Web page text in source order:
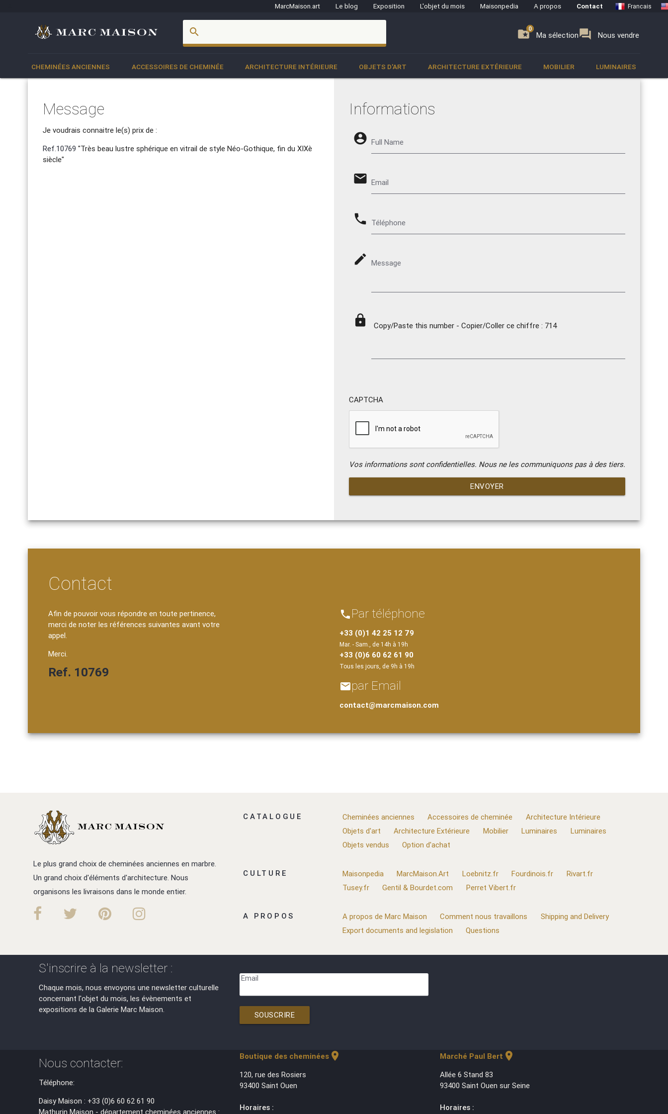
MarcMaison.art Le blog Exposition L'objet du mois Maisonpedia A propos Contact Francais
search folder_special Ma sélection
0 forum Nous vendre
0
CHEMINÉES ANCIENNES ACCESSOIRES DE CHEMINÉE ARCHITECTURE INTÉRIEURE OBJETS D'ART ARCHITECTURE EXTÉRIEURE MOBILIER LUMINAIRES
Message
Je voudrais connaitre le(s) prix de :
Ref.10769 "Très beau lustre sphérique en vitrail de style Néo-Gothique, fin du XIXè
siècle"
Informations
account_circle Full Name
email Email
phone Téléphone
mode_edit Message
lock Copy/Paste this number - Copier/Coller ce chiffre : 714
CAPTCHA
Vos informations sont confidentielles. Nous ne les communiquons pas à des tiers.
ENVOYER
Contact
Afin de pouvoir vous répondre en toute pertinence,
merci de noter les références suivantes avant votre
appel.
Merci.
Ref. 10769
phone Par téléphone
+33 (0)1 42 25 12 79
Mar. - Sam., de 14h à 19h
+33 (0)6 60 62 61 90
Tous les jours, de 9h à 19h
emailpar Email
contact@marcmaison.com
Le plus grand choix de cheminées anciennes en marbre.
Un grand choix d'éléments d'architecture. Nous
organisons les livraisons dans le monde entier.
CATALOGUE Cheminées anciennes Accessoires de cheminée
Architecture Intérieure
Objets d'art
Architecture Extérieure Mobilier Luminaires
Luminaires
Objets vendus
Option d'achat
CULTURE Maisonpedia MarcMaison.Art Loebnitz.fr Fourdinois.fr
Rivart.fr
Tusey.fr
Gentil & Bourdet.com Perret Vibert.fr
A PROPOS A propos de Marc Maison Comment nous travaillons
Shipping and Delivery
Export documents and legislation
Questions
S'inscrire à la newsletter :
Chaque mois, nous envoyons une newsletter culturelle
concernant l'objet du mois, les évènements et
expositions de la Galerie Marc Maison.
Email
SOUSCRIRE
Nous contacter:
Téléphone:
Daisy Maison : +33 (0)6 60 62 61 90
Mathurin Maison - département cheminées anciennes :
Boutique des cheminéeslocation_on
120, rue des Rosiers
93400 Saint Ouen
Horaires :
Marché Paul Bert location_on
Allée 6 Stand 83
93400 Saint Ouen sur Seine
Horaires :